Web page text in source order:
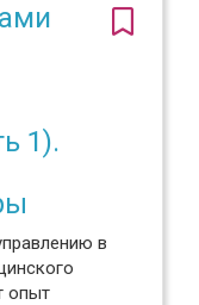
1).
в
опыт